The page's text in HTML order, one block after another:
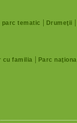
parc tematic Drumeţii
cu familia Parc naţional